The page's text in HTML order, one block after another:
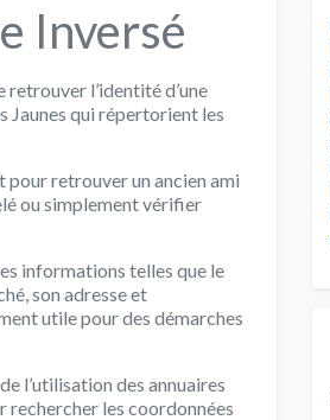
Inversé
l’identité d’une
Jaunes qui répertorient les
pour retrouver un ancien ami
ou simplement vérifier
informations telles que le
son adresse et
utile pour des démarches
l’utilisation des annuaires
rechercher les coordonnées